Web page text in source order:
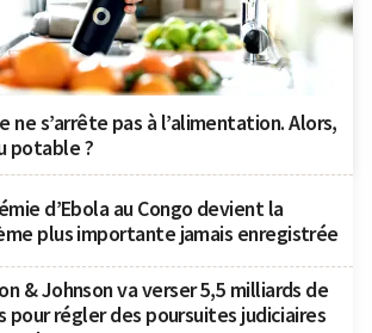
ne s’arrête pas à l’alimentation. Alors,
potable ?
d’Ebola au Congo devient la
plus importante jamais enregistrée
& Johnson va verser 5,5 milliards de
pour régler des poursuites judiciaires